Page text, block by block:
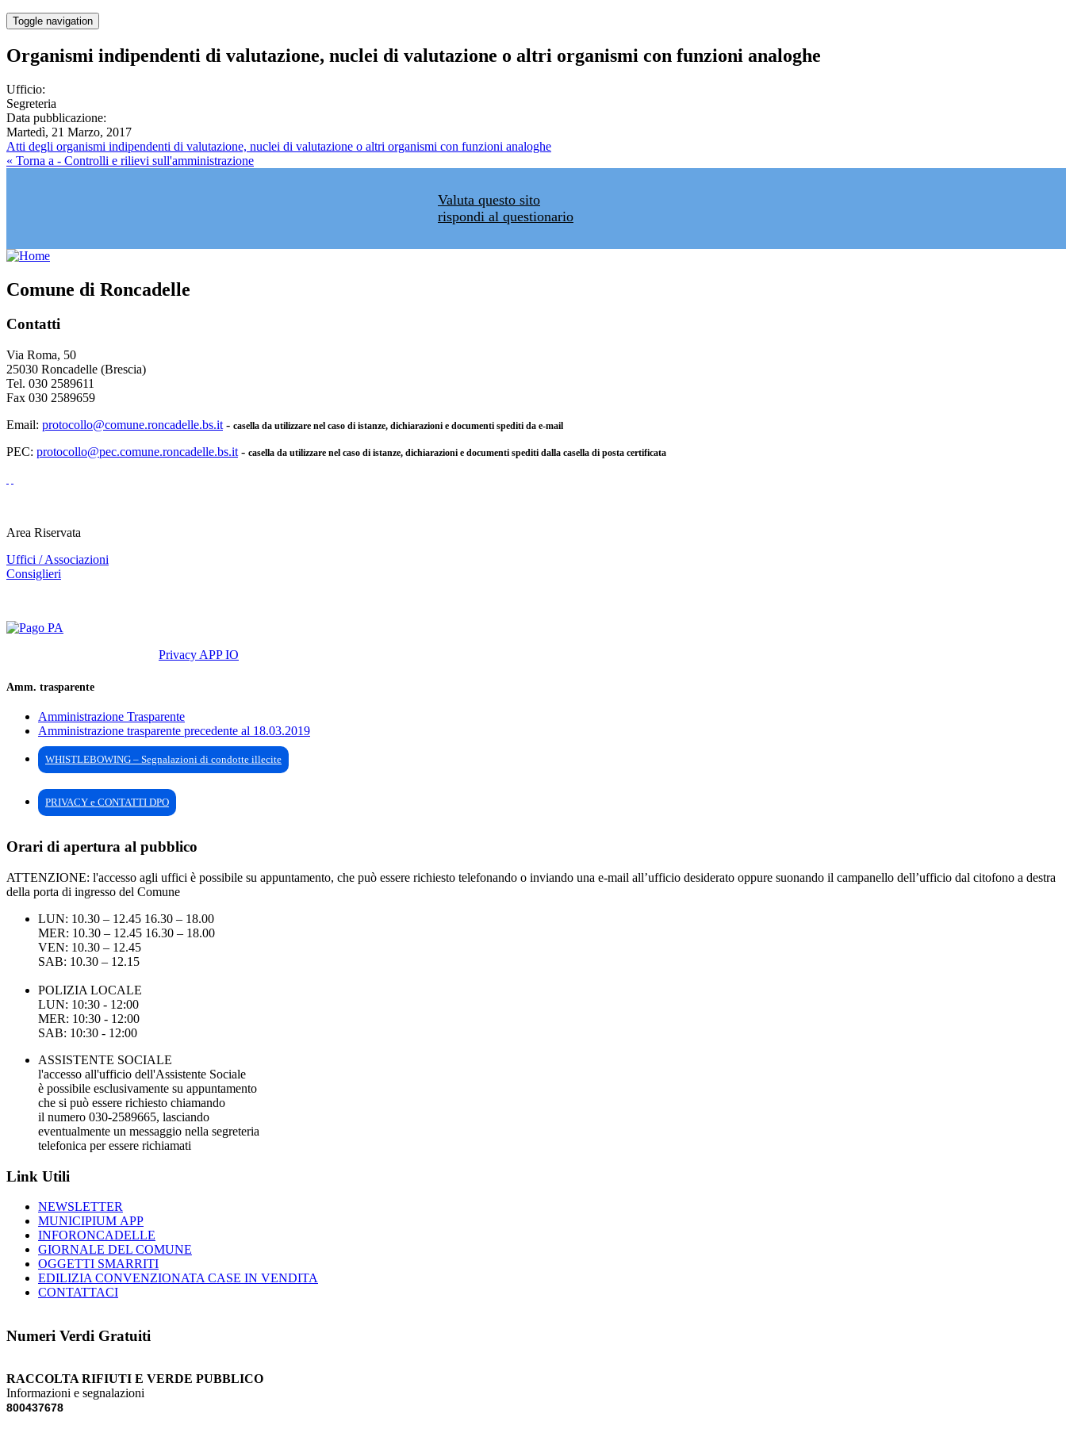
Toggle navigation
Organismi indipendenti di valutazione, nuclei di valutazione o altri organismi con funzioni analoghe
Ufficio:
Segreteria
Data pubblicazione:
Martedì, 21 Marzo, 2017
Atti degli organismi indipendenti di valutazione, nuclei di valutazione o altri organismi con funzioni analoghe
« Torna a - Controlli e rilievi sull'amministrazione
Valuta questo sito
rispondi al questionario
Comune di Roncadelle
Contatti
Via Roma, 50
25030 Roncadelle (Brescia)
Tel. 030 2589611
Fax 030 2589659
Email: protocollo@comune.roncadelle.bs.it - casella da utilizzare nel caso di istanze, dichiarazioni e documenti spediti da e-mail
PEC: protocollo@pec.comune.roncadelle.bs.it - casella da utilizzare nel caso di istanze, dichiarazioni e documenti spediti dalla casella di posta certificata
Area Riservata
Uffici / Associazioni
Consiglieri
Privacy APP IO
Amm. trasparente
Amministrazione Trasparente
Amministrazione trasparente precedente al 18.03.2019
WHISTLEBOWING – Segnalazioni di condotte illecite
PRIVACY e CONTATTI DPO
Orari di apertura al pubblico
ATTENZIONE: l'accesso agli uffici è possibile su appuntamento, che può essere richiesto telefonando o inviando una e-mail all’ufficio desiderato oppure suonando il campanello dell’ufficio dal citofono a destra
della porta di ingresso del Comune
LUN: 10.30 – 12.45 16.30 – 18.00
MER: 10.30 – 12.45 16.30 – 18.00
VEN: 10.30 – 12.45
SAB: 10.30 – 12.15
POLIZIA LOCALE
LUN: 10:30 - 12:00
MER: 10:30 - 12:00
SAB: 10:30 - 12:00
ASSISTENTE SOCIALE
l'accesso all'ufficio dell'Assistente Sociale
è possibile esclusivamente su appuntamento
che si può essere richiesto chiamando
il numero 030-2589665, lasciando
eventualmente un messaggio nella segreteria
telefonica per essere richiamati
Link Utili
NEWSLETTER
MUNICIPIUM APP
INFORONCADELLE
GIORNALE DEL COMUNE
OGGETTI SMARRITI
EDILIZIA CONVENZIONATA CASE IN VENDITA
CONTATTACI
Numeri Verdi Gratuiti
RACCOLTA RIFIUTI E VERDE PUBBLICO
Informazioni e segnalazioni
800437678